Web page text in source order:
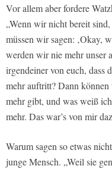
Vor allem aber fordere
„Wenn wir nicht bereit
müssen wir sagen: ‚Okay,
werden wir nie mehr unser
irgendeiner von euch, dass
mehr auftritt? Dann
mehr gibt, und was weiß
mehr. Das war’s von mir
Warum sagen so etwas
junge Mensch. „Weil sie